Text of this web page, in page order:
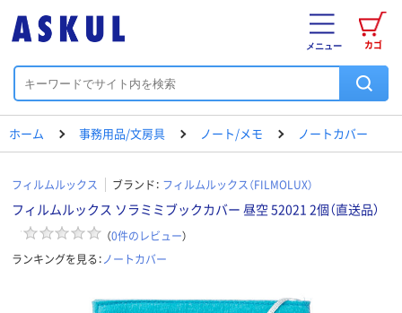
カゴ
メニュー
ホーム 事務用品/文房具 ノート/メモ ノートカバー
フィルムルックス ブランド： フィルムルックス（FILMOLUX）
フィルムルックス ソラミミブックカバー 昼空 52021 2個（直送品）
（0件のレビュー）
ランキングを見る：ノートカバー